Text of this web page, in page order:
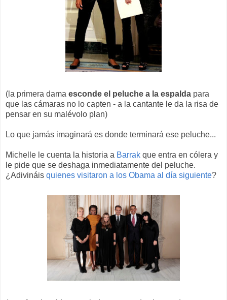
(la primera dama esconde el peluche a la espalda para
que las cámaras no lo capten - a la cantante le da la risa de
pensar en su malévolo plan)
Lo que jamás imaginará es donde terminará ese peluche...
Michelle le cuenta la historia a Barrak que entra en cólera y
le pide que se deshaga inmediatamente del peluche.
¿Adivináis quienes visitaron a los Obama al día siguiente?